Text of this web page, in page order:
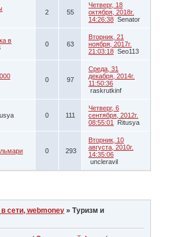
2 55
Четверг, 18
октября, 2018г.
14:26:38 Senator
в
0 63
Вторник, 21
ноября, 2017г.
21:03:18 Seo113
0 97
Среда, 31
декабря, 2014г.
11:50:36
raskrutkinf
0 111
Четверг, 6
сентября, 2012г.
08:55:01
Ritusya
0 293
Вторник, 10
августа, 2010г.
14:35:06
uncleravil
сети, webmoney »Туризм и